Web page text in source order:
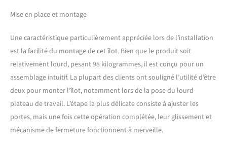
des meilleurs matériaux et
la plus haute qualité et
attention aux détails - Le
soin des processus de
production est synonyme
de fiabilité, de résistance et
de raffinement - La
certification Made in Italy
est une garantie complète
conformité aux
Mise en place et montage
Une caractéristique particulièrement appréciée lors de l’installation
est la facilité du montage de cet îlot. Bien que le produit soit
relativement lourd, pesant 98 kilogrammes, il est conçu pour un
assemblage intuitif. La plupart des clients ont souligné l’utilité d’être
deux pour monter l’îlot, notamment lors de la pose du lourd
plateau de travail. L’étape la plus délicate consiste à ajuster les
portes, mais une fois cette opération complétée, leur glissement et
mécanisme de fermeture fonctionnent à merveille.